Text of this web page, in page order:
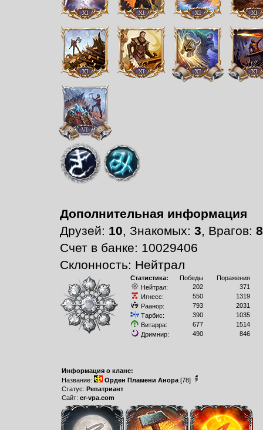
Дополнительная информация
Друзей: 10, Знакомых: 3, Врагов: 8
Счет в банке: 10029406
Склонность: Нейтрал
Статистика: Победы
Поражения
Нейтрал:
202
371
Игнесс:
550
1319
Раанор:
793
2031
Тарбис:
390
1035
Витарра:
677
1514
Дримнир:
490 846
Информация о клане:
Название:
Орден Пламени Анора[78]
Статус: Репатриант
Сайт: er-vpa.com